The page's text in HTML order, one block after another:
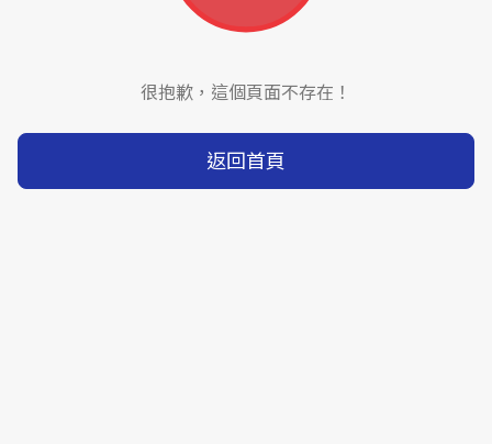
很抱歉，這個頁面不存在！
返回首頁